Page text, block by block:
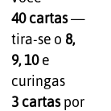
40 cartas—
tira-se o 8,
9, 10e
curingas
3 cartaspor